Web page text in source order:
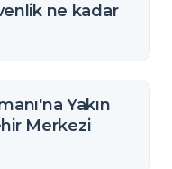
ne kadar
Yakın
Merkezi